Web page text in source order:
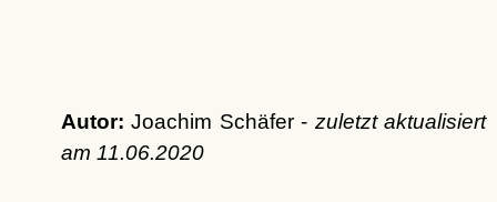
Autor: Joachim Schäfer - zuletzt aktualisiert
am 11.06.2020